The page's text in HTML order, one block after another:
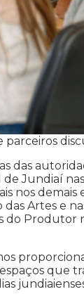
das
Jundiaí
nos
Artes e
do Produtor
que